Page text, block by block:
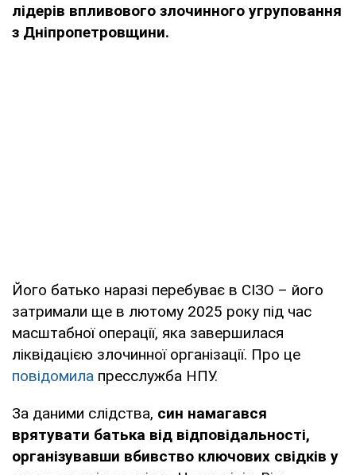
лідерів впливового злочинного угруповання
з Дніпропетровщини.
Його батько наразі перебуває в СІЗО – його
затримали ще в лютому 2025 року під час
масштабної операції, яка завершилася
ліквідацією злочинної організації. Про це
повідомила пресслужба НПУ.
За даними слідства, син намагався
врятувати батька від відповідальності,
організувавши вбивство ключових свідків у